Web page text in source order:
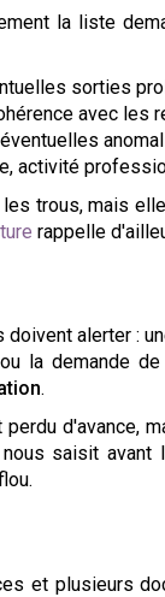
la liste
sorties
avec les
activité
trous, mais
rappelle
alerter :
la demande
.
d'avance,
saisit
et plusieurs